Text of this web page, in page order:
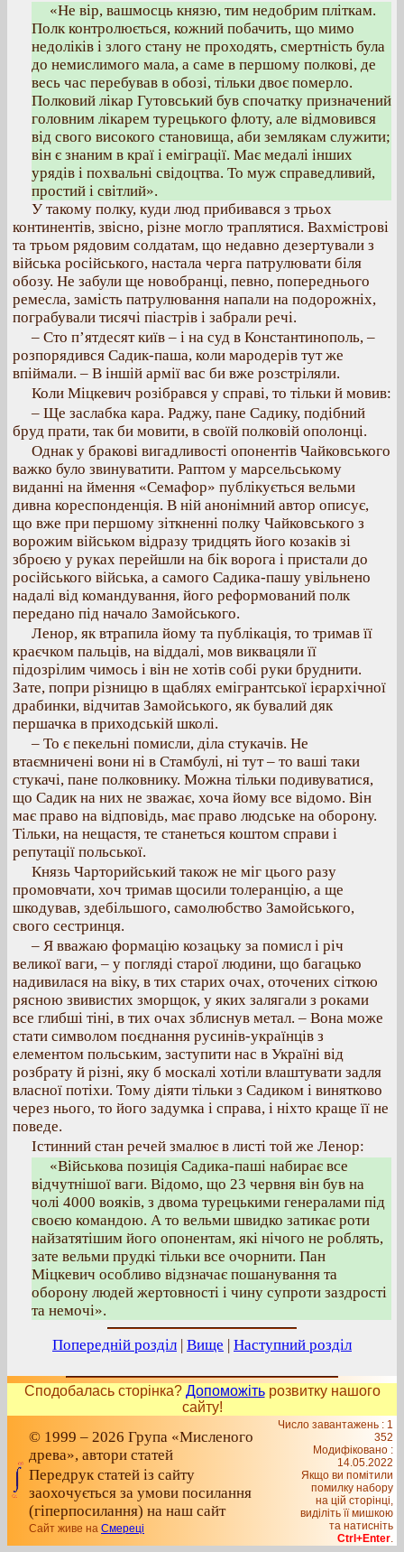
«Не вір, вашмосць князю, тим недобрим пліткам.
Полк контролюється, кожний побачить, що мимо
недоліків і злого стану не проходять, смертність була
до немислимого мала, а саме в першому полкові, де
весь час перебував в обозі, тільки двоє померло.
Полковий лікар Гутовський був спочатку призначений
головним лікарем турецького флоту, але відмовився
від свого високого становища, аби землякам служити;
він є знаним в краї і еміграції. Має медалі інших
урядів і похвальні свідоцтва. То муж справедливий,
простий і світлий».
У такому полку, куди люд прибивався з трьох
континентів, звісно, різне могло траплятися. Вахмістрові
та трьом рядовим солдатам, що недавно дезертували з
війська російського, настала черга патрулювати біля
обозу. Не забули ще новобранці, певно, попереднього
ремесла, замість патрулювання напали на подорожніх,
пограбували тисячі піастрів і забрали речі.
– Сто п’ятдесят київ – і на суд в Константинополь, –
розпорядився Садик-паша, коли мародерів тут же
впіймали. – В іншій армії вас би вже розстріляли.
Коли Міцкевич розібрався у справі, то тільки й мовив:
– Ще заслабка кара. Раджу, пане Садику, подібний
бруд прати, так би мовити, в своїй полковій ополонці.
Однак у бракові вигадливості опонентів Чайковського
важко було звинуватити. Раптом у марсельському
виданні на ймення «Семафор» публікується вельми
дивна кореспонденція. В ній анонімний автор описує,
що вже при першому зіткненні полку Чайковського з
ворожим військом відразу тридцять його козаків зі
зброєю у руках перейшли на бік ворога і пристали до
російського війська, а самого Садика-пашу увільнено
надалі від командування, його реформований полк
передано під начало Замойського.
Ленор, як втрапила йому та публікація, то тримав її
краєчком пальців, на віддалі, мов виквацяли її
підозрілим чимось і він не хотів собі руки бруднити.
Зате, попри різницю в щаблях емігрантської ієрархічної
драбинки, відчитав Замойського, як бувалий дяк
першачка в приходській школі.
– То є пекельні помисли, діла стукачів. Не
втаємничені вони ні в Стамбулі, ні тут – то ваші таки
стукачі, пане полковнику. Можна тільки подивуватися,
що Садик на них не зважає, хоча йому все відомо. Він
має право на відповідь, має право людське на оборону.
Тільки, на нещастя, те станеться коштом справи і
репутації польської.
Князь Чарторийський також не міг цього разу
промовчати, хоч тримав щосили толеранцію, а ще
шкодував, здебільшого, самолюбство Замойського,
свого сестринця.
– Я вважаю формацію козацьку за помисл і річ
великої ваги, – у погляді старої людини, що багацько
надивилася на віку, в тих старих очах, оточених сіткою
рясною звивистих зморщок, у яких залягали з роками
все глибші тіні, в тих очах зблиснув метал. – Вона може
стати символом поєднання русинів-українців з
елементом польським, заступити нас в Україні від
розбрату й різні, яку б москалі хотіли влаштувати задля
власної потіхи. Тому діяти тільки з Садиком і винятково
через нього, то його задумка і справа, і ніхто краще її не
поведе.
Істинний стан речей змалює в листі той же Ленор:
«Військова позиція Садика-паші набирає все
відчутнішої ваги. Відомо, що 23 червня він був на
чолі 4000 вояків, з двома турецькими генералами під
своєю командою. А то вельми швидко затикає роти
найзатятішим його опонентам, які нічого не роблять,
зате вельми прудкі тільки все очорнити. Пан
Міцкевич особливо відзначає пошанування та
оборону людей жертовності і чину супроти заздрості
та немочі».
Попередній розділ | Вище | Наступний розділ
Сподобалась сторінка? Допоможітьрозвитку нашого
сайту!
© 1999 – 2026 Група «Мисленого
древа», автори статей
Передрук статей із сайту
заохочується за умови посилання
(гіперпосилання) на наш сайт
Сайт живе на Смереці
Число завантажень : 1
352
Модифіковано :
14.05.2022
Якщо ви помітили
помилку набору
на цiй сторiнцi,
видiлiть її мишкою
та натисніть
Ctrl+Enter.